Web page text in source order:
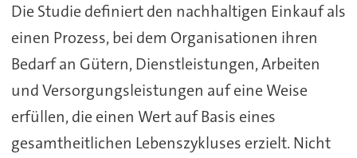
Die Studie definiert den nachhaltigen Einkauf als
einen Prozess, bei dem Organisationen ihren
Bedarf an Gütern, Dienstleistungen, Arbeiten
und Versorgungsleistungen auf eine Weise
erfüllen, die einen Wert auf Basis eines
gesamtheitlichen Lebenszykluses erzielt. Nicht